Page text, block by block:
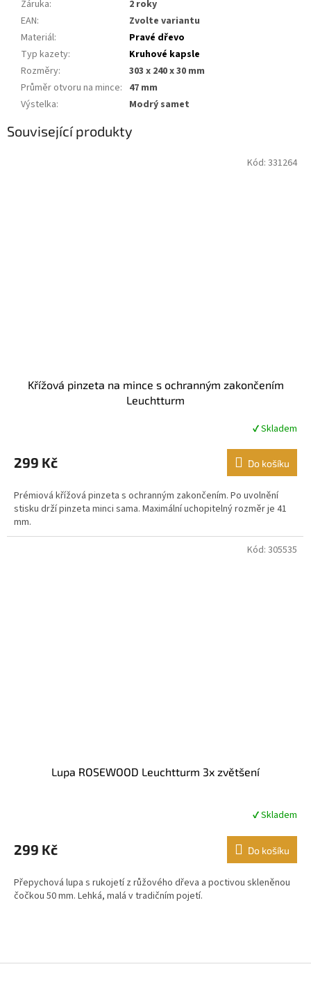
Záruka:
2 roky
EAN:
Zvolte variantu
Materiál:
Pravé dřevo
Typ kazety:
Kruhové kapsle
Rozměry:
303 x 240 x 30 mm
Průměr otvoru na mince: 47 mm
Výstelka: Modrý samet
Související produkty
Křížová pinzeta na mince s ochranným zakončením
Leuchtturm
produktu
je
z
5
hvězdiček.
✔ Skladem
299 Kč Do košíku
Prémiová křížová pinzeta s ochranným zakončením. Po uvolnění
stisku drží pinzeta minci sama. Maximální uchopitelný rozměr je 41
mm.
Kód: 331264
Lupa ROSEWOOD Leuchtturm 3x zvětšení
produktu
je
z
5
✔ Skladem
299 Kč Do košíku
Přepychová lupa s rukojetí z růžového dřeva a poctivou skleněnou
čočkou 50 mm. Lehká, malá v tradičním pojetí.
Kód: 305535